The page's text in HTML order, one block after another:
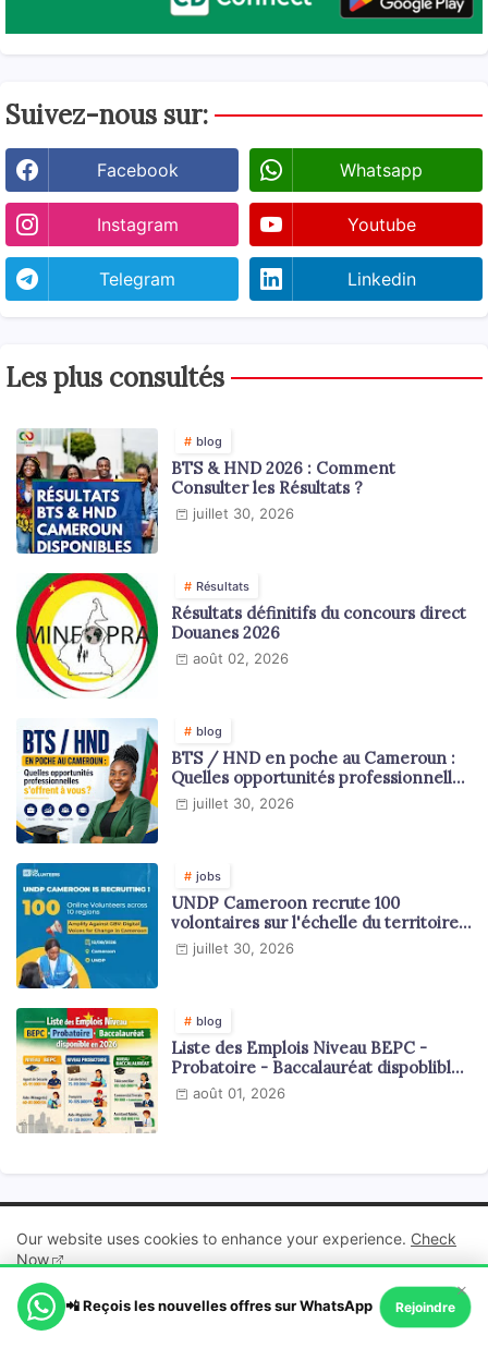
Suivez-nous sur:
Facebook Whatsapp
Instagram Youtube
Telegram Linkedin
Les plus consultés
blog
BTS & HND 2026 : Comment
Consulter les Résultats ?
juillet 30, 2026
Résultats
Résultats définitifs du concours direct
Douanes 2026
août 02, 2026
blog
BTS / HND en poche au Cameroun :
Quelles opportunités professionnelles
s'offrent à vous ?
juillet 30, 2026
jobs
UNDP Cameroon recrute 100
volontaires sur l'échelle du territoire
national
juillet 30, 2026
blog
Liste des Emplois Niveau BEPC -
Probatoire - Baccalauréat dispoblible
en 2026
août 01, 2026
Our website uses cookies to enhance your experience. Check
Now
Ok, Go it!
×
📲 Reçois les nouvelles offres sur WhatsApp Rejoindre